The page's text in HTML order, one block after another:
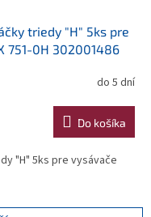
triedy "H" 5ks pre
751-0H 302001486
do 5 dní
Do košíka
"H" 5ks pre vysávače